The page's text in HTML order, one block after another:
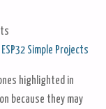
Simple Projects
highlighted in
because they may